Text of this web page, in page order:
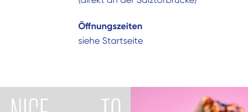
Öffnungszeiten
siehe Startseite